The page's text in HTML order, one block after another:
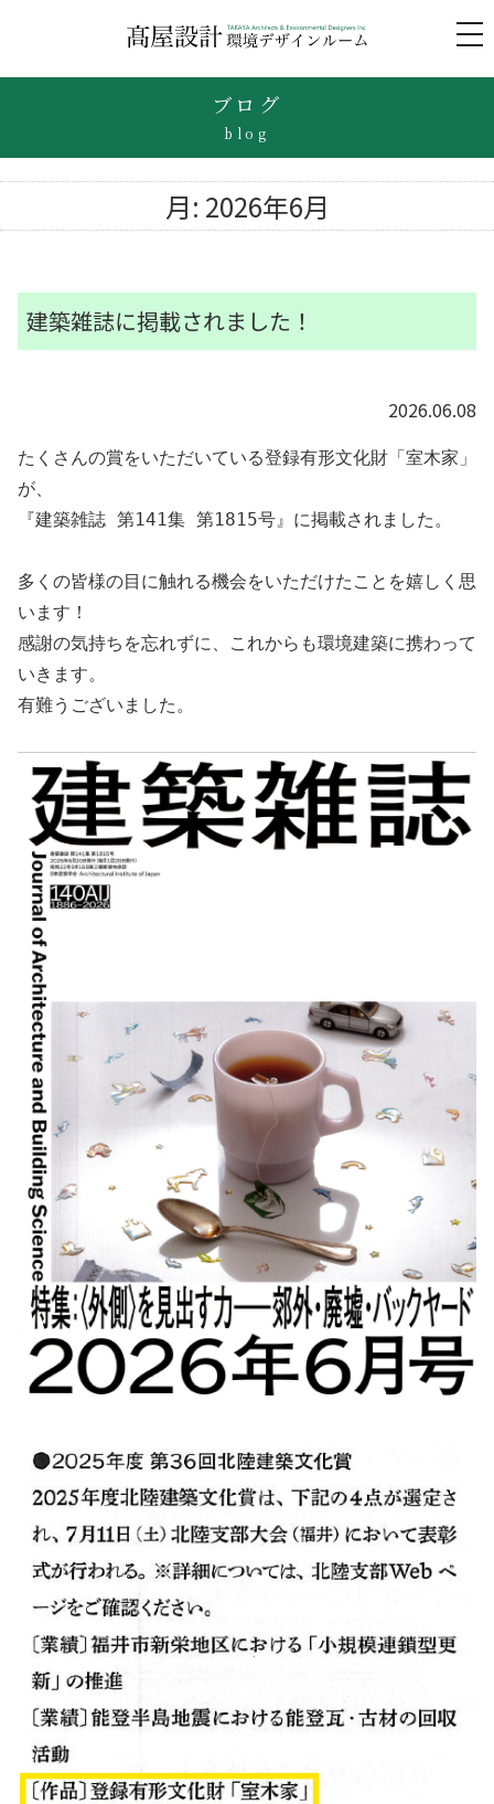
ブログ
blog
月: 2026年6月
建築雑誌に掲載されました！
2026.06.08
たくさんの賞をいただいている登録有形文化財「室木家」
が、
『建築雑誌 第141集 第1815号』に掲載されました。
多くの皆様の目に触れる機会をいただけたことを嬉しく思
います！
感謝の気持ちを忘れずに、これからも環境建築に携わって
いきます。
有難うございました。